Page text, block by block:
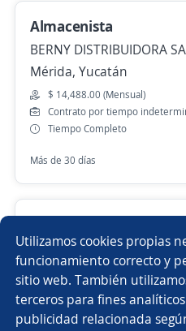
Utilizamos cookies propias
funcionamiento correcto y
sitio web. También
terceros para fines
publicidad relacionada
Nuevas ofertas de
Empleos similares
Logístico/a Gerente de
Almacenista vendedor
Encargado de almacén
Chófer administrativo
Buscar es
Almacenista
BERNY DISTRIBUIDORA
Mérida, Yucatán
$ 14,488.00 (Mensual)
Contrato por tiempo
Tiempo Completo
Más de 30 días
SZR PENINSULAR
Mérida, Yucatán
$ 11,900.00 (Mensual)
Otro tipo de contrato
Tiempo Completo